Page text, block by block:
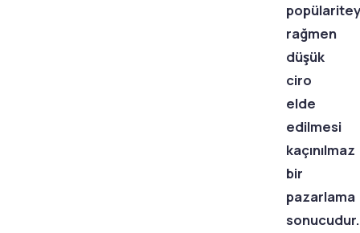
rağmen
düşük
ciro
elde
edilmesi
kaçınılmaz
bir
pazarlama
sonucudur.